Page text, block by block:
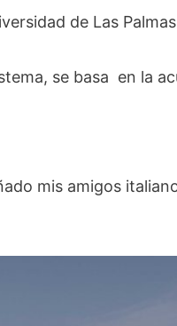
de Las
se basa en la
mis amigos